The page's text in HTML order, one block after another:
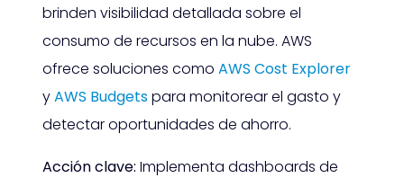
brinden visibilidad detallada sobre el
consumo de recursos en la nube. AWS
ofrece soluciones como AWS Cost Explorer
yAWS Budgetspara monitorear el gasto y
detectar oportunidades de ahorro.
Acción clave: Implementa dashboards de